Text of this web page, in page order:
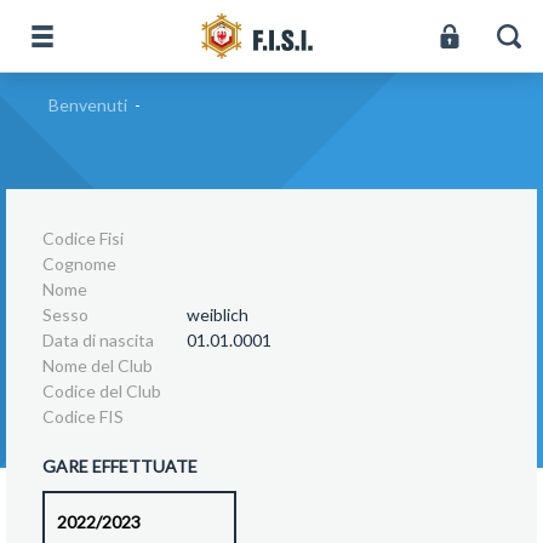
Benvenuti -
Codice Fisi
Cognome
Nome
Sesso
weiblich
Data di nascita
01.01.0001
Nome del Club
Codice del Club
Codice FIS
GARE EFFETTUATE